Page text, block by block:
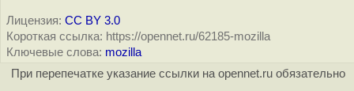
Лицензия: CC BY 3.0
Короткая ссылка: https://opennet.ru/62185-mozilla
Ключевые слова: mozilla
При перепечатке указание ссылки на opennet.ru обязательно